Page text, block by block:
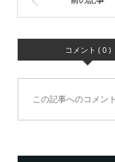
コメント ( 0 )
この記事へのコメン